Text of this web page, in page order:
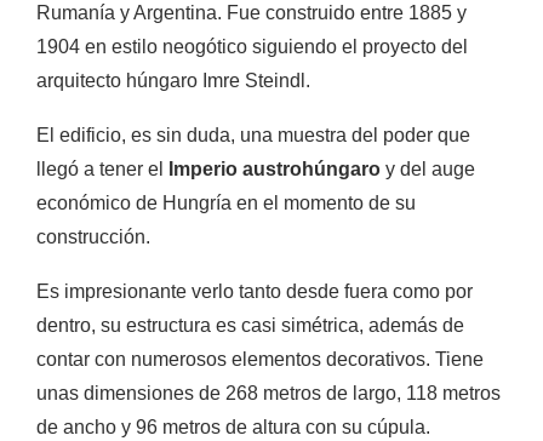
Rumanía y Argentina. Fue construido entre 1885 y
1904 en estilo neogótico siguiendo el proyecto del
arquitecto húngaro Imre Steindl.
El edificio, es sin duda, una muestra del poder que
llegó a tener el
Imperio austrohúngaro y del auge
económico de Hungría en el momento de su
construcción.
Es impresionante verlo tanto desde fuera como por
dentro, su estructura es casi simétrica, además de
contar con numerosos elementos decorativos. Tiene
unas dimensiones de 268 metros de largo, 118 metros
de ancho y 96 metros de altura con su cúpula.